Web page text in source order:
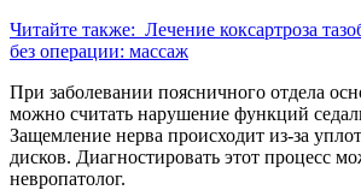
Читайте также: Лечение коксартроза
без операции: массаж
При заболевании поясничного отдела
можно считать нарушение функций
Защемление нерва происходит из-за
дисков. Диагностировать этот процесс
невропатолог.